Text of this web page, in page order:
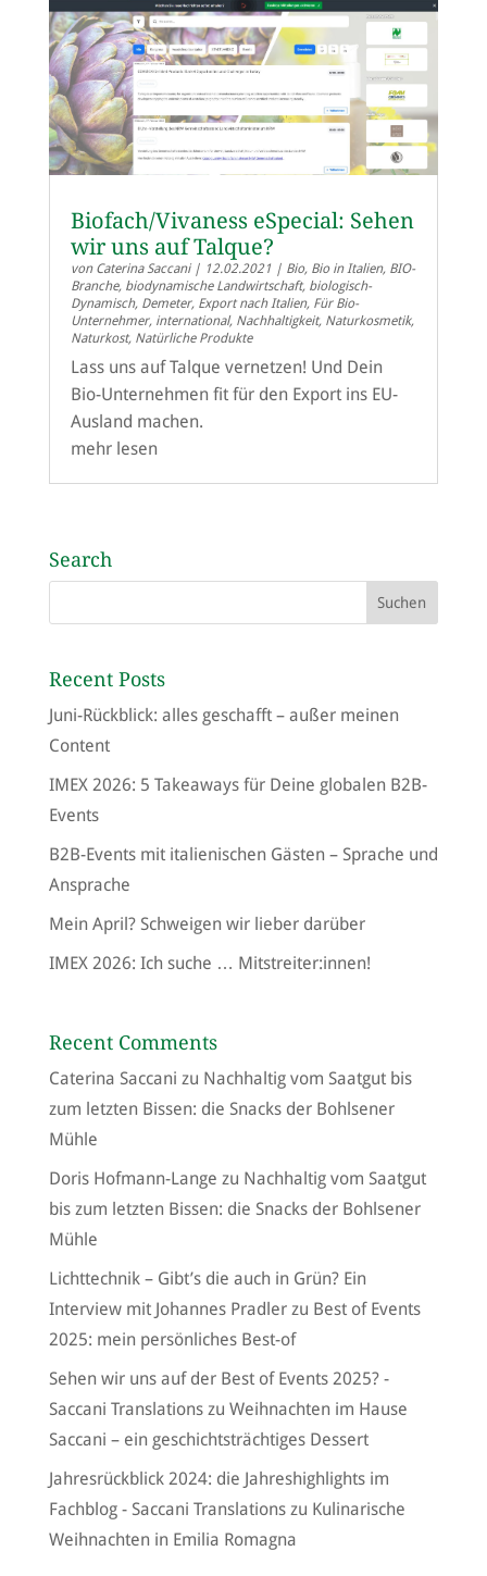
Biofach/Vivaness eSpecial: Sehen
wir uns auf Talque?
von Caterina Saccani| 12.02.2021 | Bio, Bio in Italien, BIO-
Branche, biodynamische Landwirtschaft, biologisch-
Dynamisch, Demeter, Export nach Italien, Für Bio-
Unternehmer, international, Nachhaltigkeit, Naturkosmetik,
Naturkost, Natürliche Produkte
Lass uns auf Talque vernetzen! Und Dein
Bio-Unternehmen fit für den Export ins EU-
Ausland machen.
mehr lesen
Search
Recent Posts
Juni-Rückblick: alles geschafft – außer meinen
Content
IMEX 2026: 5 Takeaways für Deine globalen B2B-
Events
B2B-Events mit italienischen Gästen – Sprache und
Ansprache
Mein April? Schweigen wir lieber darüber
IMEX 2026: Ich suche … Mitstreiter:innen!
Recent Comments
Caterina Saccani zu Nachhaltig vom Saatgut bis
zum letzten Bissen: die Snacks der Bohlsener
Mühle
Doris Hofmann-Lange zu Nachhaltig vom Saatgut
bis zum letzten Bissen: die Snacks der Bohlsener
Mühle
Lichttechnik – Gibt’s die auch in Grün? Ein
Interview mit Johannes Pradlerzu Best of Events
2025: mein persönliches Best-of
Sehen wir uns auf der Best of Events 2025? -
Saccani Translationszu Weihnachten im Hause
Saccani – ein geschichtsträchtiges Dessert
Jahresrückblick 2024: die Jahreshighlights im
Fachblog - Saccani Translationszu Kulinarische
Weihnachten in Emilia Romagna